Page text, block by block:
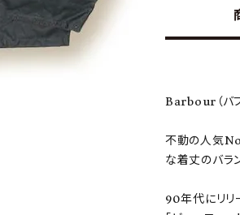
Barbour（バ
不動の人気
な着丈のバラ
90年代にリリ